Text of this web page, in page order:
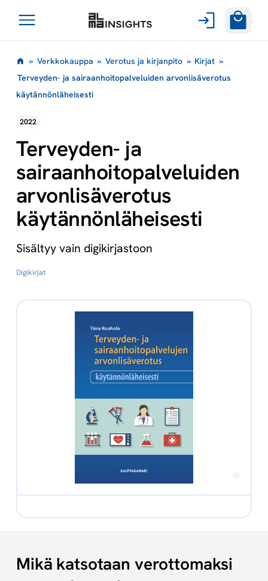
sisältöön
Avaa
» Verkkokauppa » Verotus ja kirjanpito » Kirjat »
Terveyden- ja sairaanhoitopalveluiden arvonlisäverotus
käytännönläheisesti
2022
Terveyden- ja
sairaanhoitopalveluiden
arvonlisäverotus
käytännönläheisesti
Sisältyy vain digikirjastoon
Digikirjat
Mikä katsotaan verottomaksi